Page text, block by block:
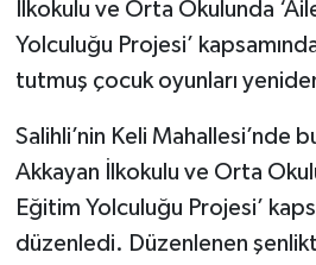
İlkokulu ve Orta Okulunda
Yolculuğu Projesi’
tutmuş çocuk oyunları
Salihli’nin Keli Mahallesi’nde
Akkayan İlkokulu ve Orta
Eğitim Yolculuğu Projesi’
düzenledi. Düzenlenen